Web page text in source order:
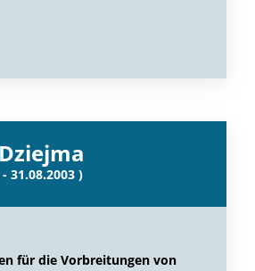
31.08.2003 )
für die Vorbreitungen von